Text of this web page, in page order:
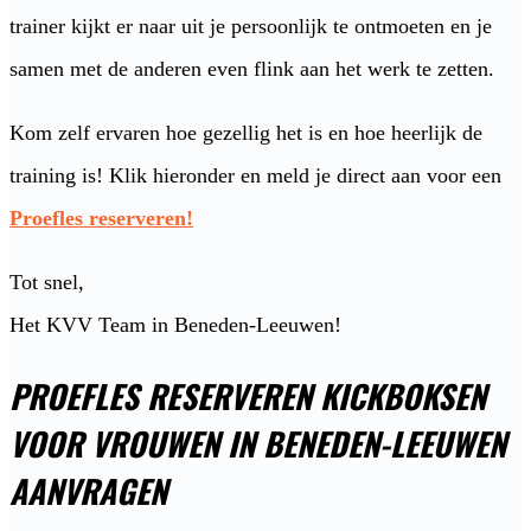
trainer kijkt er naar uit je persoonlijk te ontmoeten en je
samen met de anderen even flink aan het werk te zetten.
Kom zelf ervaren hoe gezellig het is en hoe heerlijk de
training is! Klik hieronder en meld je direct aan voor een
Proefles reserveren!
Tot snel,
Het KVV Team in Beneden-Leeuwen!
PROEFLES RESERVEREN KICKBOKSEN
VOOR VROUWEN IN BENEDEN-LEEUWEN
AANVRAGEN